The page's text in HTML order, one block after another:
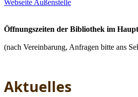
Webseite Außenstelle
Öffnungszeiten der Bibliothek im
(nach Vereinbarung, Anfragen bitte ans
Aktuelles